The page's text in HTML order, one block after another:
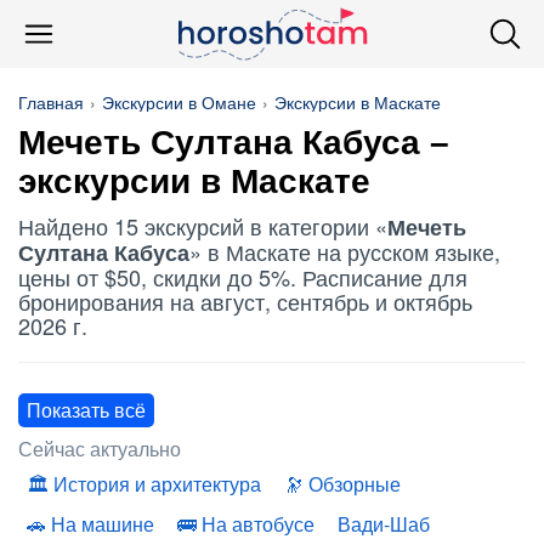
Главная Экскурсии в Омане Экскурсии в Маскате
Мечеть Султана Кабуса –
экскурсии в Маскате
Найдено 15 экскурсий в категории «Мечеть
Султана Кабуса» в Маскате на русском языке,
цены от $50, скидки до 5%. Расписание для
бронирования на август, сентябрь и октябрь
2026 г.
Показать всё
Сейчас актуально
История и архитектура
Обзорные
На машине
На автобусе
Вади-Шаб